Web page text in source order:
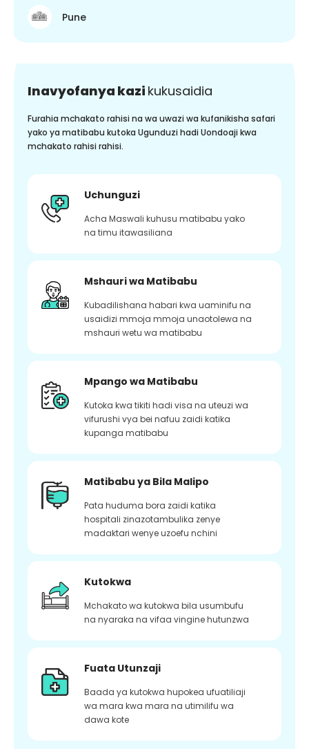
Pune
Inavyofanya kazi kukusaidia
Furahia mchakato rahisi na wa uwazi wa kufanikisha safari
yako ya matibabu kutoka Ugunduzi hadi Uondoaji kwa
mchakato rahisi rahisi.
Uchunguzi
Acha Maswali kuhusu matibabu yako
na timu itawasiliana
Mshauri wa Matibabu
Kubadilishana habari kwa uaminifu na
usaidizi mmoja mmoja unaotolewa na
mshauri wetu wa matibabu
Mpango wa Matibabu
Kutoka kwa tikiti hadi visa na uteuzi wa
vifurushi vya bei nafuu zaidi katika
kupanga matibabu
Matibabu ya Bila Malipo
Pata huduma bora zaidi katika
hospitali zinazotambulika zenye
madaktari wenye uzoefu nchini
Kutokwa
Mchakato wa kutokwa bila usumbufu
na nyaraka na vifaa vingine hutunzwa
Fuata Utunzaji
Baada ya kutokwa hupokea ufuatiliaji
wa mara kwa mara na utimilifu wa
dawa kote